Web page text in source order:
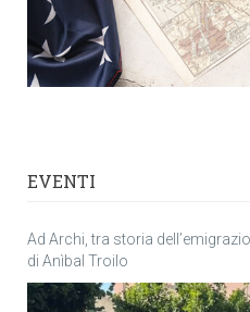
EVENTI
Ad Archi, tra storia
di Anìbal Troilo